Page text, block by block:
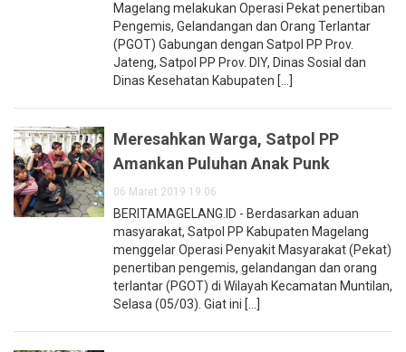
Magelang melakukan Operasi Pekat penertiban
Pengemis, Gelandangan dan Orang Terlantar
(PGOT) Gabungan dengan Satpol PP Prov.
Jateng, Satpol PP Prov. DIY, Dinas Sosial dan
Dinas Kesehatan Kabupaten [...]
Meresahkan Warga, Satpol PP
Amankan Puluhan Anak Punk
06 Maret 2019 19:06
BERITAMAGELANG.ID - Berdasarkan aduan
masyarakat, Satpol PP Kabupaten Magelang
menggelar Operasi Penyakit Masyarakat (Pekat)
penertiban pengemis, gelandangan dan orang
terlantar (PGOT) di Wilayah Kecamatan Muntilan,
Selasa (05/03). Giat ini [...]